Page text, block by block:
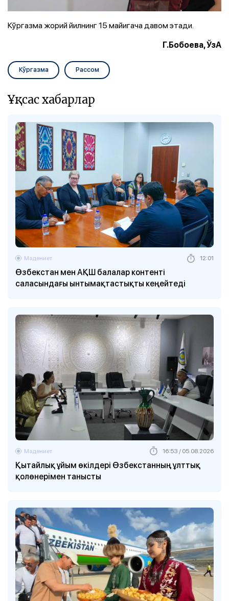
Кўргазма жорий йилнинг 15 майигача давом этади.
Г.Бобоева, ЎзА
Кўргазма Рассом
Ұқсас хабарлар
Өзбекстан мен АҚШ балалар контенті
саласындағы ынтымақтастықты кеңейтеді
Мәдениет 12:01
Қытайлық ұйым өкілдері Өзбекстанның ұлттық
қолөнерімен танысты
Мәдениет 16:53 / 05.08.2026